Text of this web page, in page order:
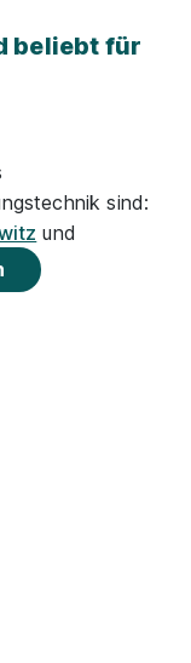
beliebt für
sind:
und